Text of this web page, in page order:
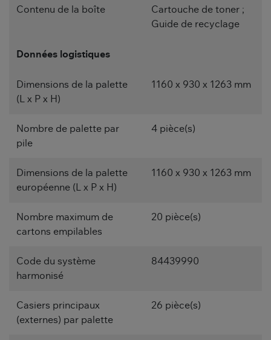
Contenu de la boîte
Cartouche de toner ;
Guide de recyclage
Données logistiques
Dimensions de la palette
(L x P x H)
1160 x 930 x 1263 mm
Nombre de palette par
pile
4 pièce(s)
Dimensions de la palette
européenne (L x P x H)
1160 x 930 x 1263 mm
Nombre maximum de
cartons empilables
20 pièce(s)
Code du système
harmonisé
84439990
Casiers principaux
(externes) par palette
26 pièce(s)